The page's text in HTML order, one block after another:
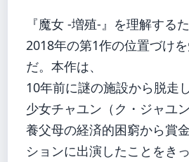
『魔女 -増殖-』を理解するた
2018年の第1作の位置づけ
だ。本作は、
10年前に謎の施設から脱走
少女チャユン（ク・ジャユン
養父母の経済的困窮から賞
ションに出演したことをきっ